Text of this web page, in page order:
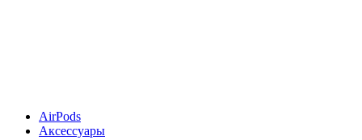
AirPods
Аксессуары